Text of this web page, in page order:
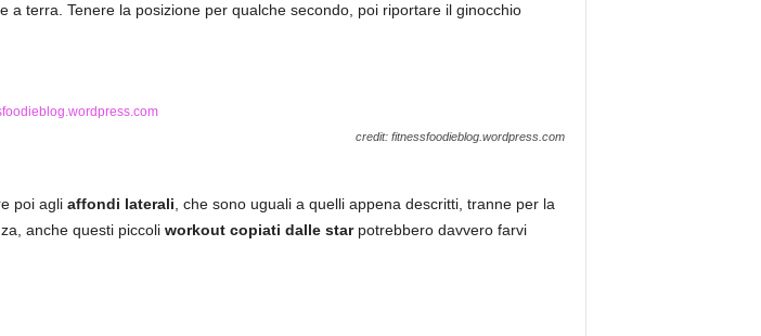
terra. Tenere la posizione per qualche secondo, poi riportare il ginocchio
credit: fitnessfoodieblog.wordpress.com
poi agli affondi laterali , che sono uguali a quelli appena descritti, tranne per la
anche questi piccoli workout copiati dalle starpotrebbero davvero farvi